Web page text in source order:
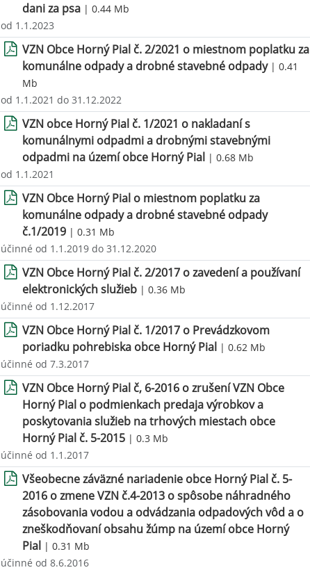
dani za psa | 0.44 Mb
od 1.1.2023
VZN Obce Horný Pial č. 2/2021 o miestnom poplatku za
komunálne odpady a drobné stavebné odpady | 0.41
Mb
od 1.1.2021 do 31.12.2022
VZN obce Horný Pial č. 1/2021 o nakladaní s
komunálnymi odpadmi a drobnými stavebnými
odpadmi na území obce Horný Pial | 0.68 Mb
od 1.1.2021
VZN Obce Horný Pial o miestnom poplatku za
komunálne odpady a drobné stavebné odpady
č.1/2019 | 0.31 Mb
účinné od 1.1.2019 do 31.12.2020
VZN Obce Horný Pial č. 2/2017 o zavedení a používaní
elektronických služieb | 0.36 Mb
účinné od 1.12.2017
VZN Obce Horný Pial č. 1/2017 o Prevádzkovom
poriadku pohrebiska obce Horný Pial | 0.62 Mb
účinné od 7.3.2017
VZN Obce Horný Pial č, 6-2016 o zrušení VZN Obce
Horný Pial o podmienkach predaja výrobkov a
poskytovania služieb na trhových miestach obce
Horný Pial č. 5-2015 | 0.3 Mb
účinné od 1.1.2017
Všeobecne záväzné nariadenie obce Horný Pial č. 5-
2016 o zmene VZN č.4-2013 o spôsobe náhradného
zásobovania vodou a odvádzania odpadových vôd a o
zneškodňovaní obsahu žúmp na území obce Horný
Pial | 0.31 Mb
účinné od 8.6.2016